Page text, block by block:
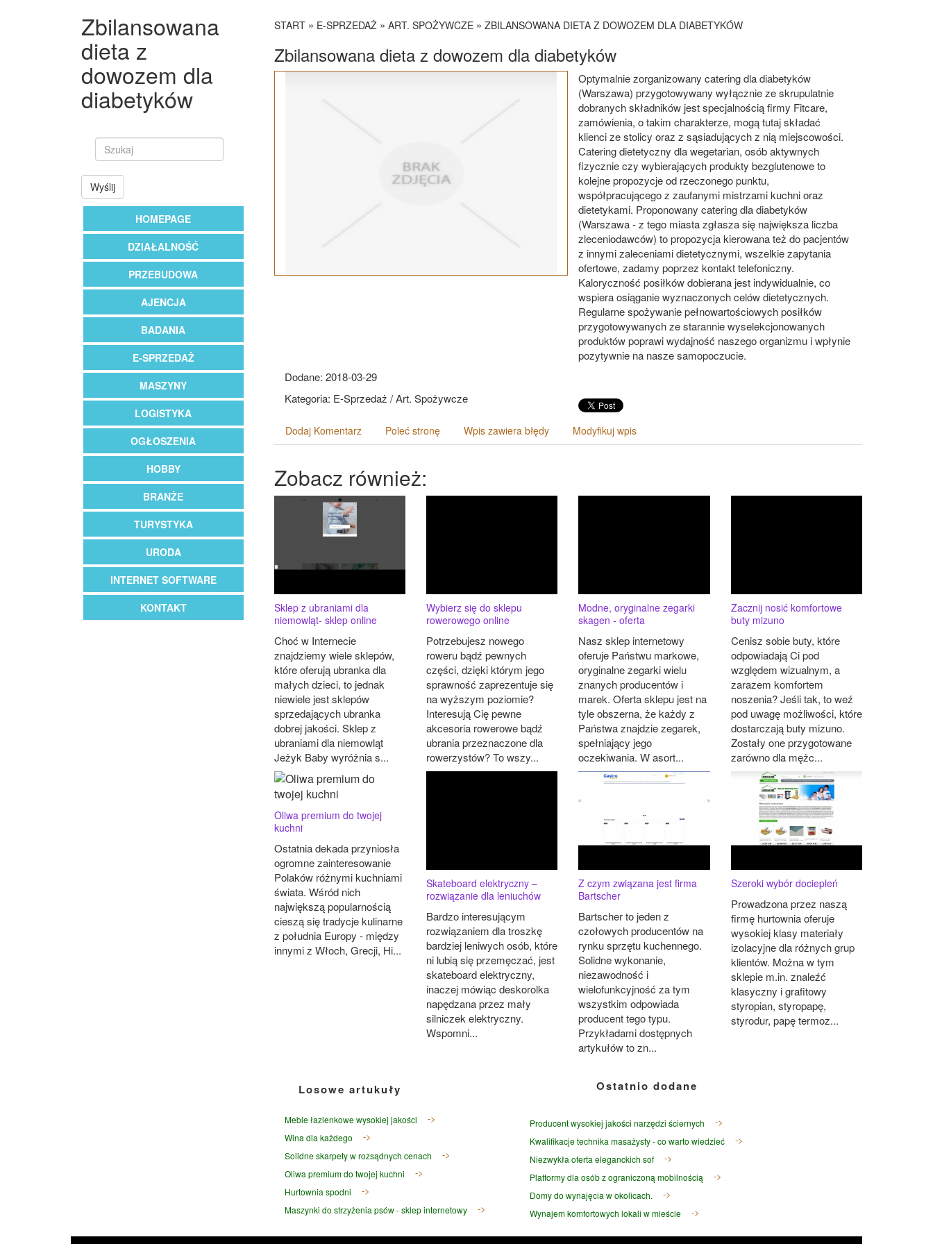
Zbilansowana
dieta z
dowozem dla
diabetyków
Wyślij
HOMEPAGE
DZIAŁALNOŚĆ
PRZEBUDOWA
AJENCJA
BADANIA
E-SPRZEDAŻ
MASZYNY
LOGISTYKA
OGŁOSZENIA
HOBBY
BRANŻE
TURYSTYKA
URODA
INTERNET SOFTWARE
KONTAKT
START» E-SPRZEDAŻ» ART. SPOŻYWCZE» ZBILANSOWANA DIETA Z DOWOZEM DLA DIABETYKÓW
Zbilansowana dieta z dowozem dla diabetyków
Optymalnie zorganizowany catering dla diabetyków
(Warszawa) przygotowywany wyłącznie ze skrupulatnie
dobranych składników jest specjalnością firmy Fitcare,
zamówienia, o takim charakterze, mogą tutaj składać
klienci ze stolicy oraz z sąsiadujących z nią miejscowości.
Catering dietetyczny dla wegetarian, osób aktywnych
fizycznie czy wybierających produkty bezglutenowe to
kolejne propozycje od rzeczonego punktu,
współpracującego z zaufanymi mistrzami kuchni oraz
dietetykami. Proponowany catering dla diabetyków
(Warszawa - z tego miasta zgłasza się największa liczba
zleceniodawców) to propozycja kierowana też do pacjentów
z innymi zaleceniami dietetycznymi, wszelkie zapytania
ofertowe, zadamy poprzez kontakt telefoniczny.
Kaloryczność posiłków dobierana jest indywidualnie, co
wspiera osiąganie wyznaczonych celów dietetycznych.
Regularne spożywanie pełnowartościowych posiłków
przygotowywanych ze starannie wyselekcjonowanych
produktów poprawi wydajność naszego organizmu i wpłynie
pozytywnie na nasze samopoczucie.
Dodane: 2018-03-29
Kategoria: E-Sprzedaż / Art. Spożywcze
Dodaj Komentarz Poleć stronę Wpis zawiera błędy Modyfikuj wpis
Zobacz również:
Sklep z ubraniami dla
niemowląt- sklep online
Choć w Internecie
znajdziemy wiele sklepów,
które oferują ubranka dla
małych dzieci, to jednak
niewiele jest sklepów
sprzedających ubranka
dobrej jakości. Sklep z
ubraniami dla niemowląt
Jeżyk Baby wyróżnia s...
Wybierz się do sklepu
rowerowego online
Potrzebujesz nowego
roweru bądź pewnych
części, dzięki którym jego
sprawność zaprezentuje się
na wyższym poziomie?
Interesują Cię pewne
akcesoria rowerowe bądź
ubrania przeznaczone dla
rowerzystów? To wszy...
Modne, oryginalne zegarki
skagen - oferta
Nasz sklep internetowy
oferuje Państwu markowe,
oryginalne zegarki wielu
znanych producentów i
marek. Oferta sklepu jest na
tyle obszerna, że każdy z
Państwa znajdzie zegarek,
spełniający jego
oczekiwania. W asort...
Zacznij nosić komfortowe
buty mizuno
Cenisz sobie buty, które
odpowiadają Ci pod
względem wizualnym, a
zarazem komfortem
noszenia? Jeśli tak, to weź
pod uwagę możliwości, które
dostarczają buty mizuno.
Zostały one przygotowane
zarówno dla mężc...
Oliwa premium do twojej
kuchni
Ostatnia dekada przyniosła
ogromne zainteresowanie
Polaków różnymi kuchniami
świata. Wśród nich
największą popularnością
cieszą się tradycje kulinarne
z południa Europy - między
innymi z Włoch, Grecji, Hi...
Skateboard elektryczny –
rozwiązanie dla leniuchów
Bardzo interesującym
rozwiązaniem dla troszkę
bardziej leniwych osób, które
ni lubią się przemęczać, jest
skateboard elektryczny,
inaczej mówiąc deskorolka
napędzana przez mały
silniczek elektryczny.
Wspomni...
Z czym związana jest firma
Bartscher
Bartscher to jeden z
czołowych producentów na
rynku sprzętu kuchennego.
Solidne wykonanie,
niezawodność i
wielofunkcyjność za tym
wszystkim odpowiada
producent tego typu.
Przykładami dostępnych
artykułów to zn...
Szeroki wybór dociepleń
Prowadzona przez naszą
firmę hurtownia oferuje
wysokiej klasy materiały
izolacyjne dla różnych grup
klientów. Można w tym
sklepie m.in. znaleźć
klasyczny i grafitowy
styropian, styropapę,
styrodur, papę termoz...
Losowe artukuły
Meble łazienkowe wysokiej jakości
Wina dla każdego
Solidne skarpety w rozsądnych cenach
Oliwa premium do twojej kuchni
Hurtownia spodni
Maszynki do strzyżenia psów - sklep internetowy
Ostatnio dodane
Producent wysokiej jakości narzędzi ściernych
Kwalifikacje technika masażysty - co warto wiedzieć
Niezwykła oferta eleganckich sof
Platformy dla osób z ograniczoną mobilnością
Domy do wynajęcia w okolicach.
Wynajem komfortowych lokali w mieście